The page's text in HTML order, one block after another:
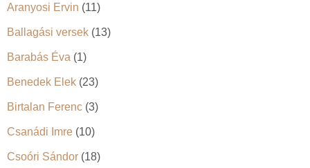
Aranyosi Ervin (11)
Ballagási versek (13)
Barabás Éva (1)
Benedek Elek (23)
Birtalan Ferenc (3)
Csanádi Imre (10)
Csoóri Sándor (18)